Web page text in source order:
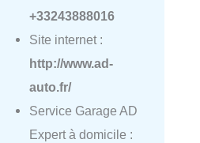
+33243888016
Site internet :
http://www.ad-
auto.fr/
Service Garage AD
Expert à domicile :